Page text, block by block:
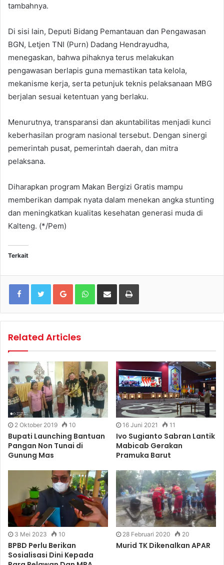
tambahnya.
Di sisi lain, Deputi Bidang Pemantauan dan Pengawasan
BGN, Letjen TNI (Purn) Dadang Hendrayudha,
menegaskan, bahwa pihaknya terus melakukan
pengawasan berlapis guna memastikan tata kelola,
mekanisme kerja, serta petunjuk teknis pelaksanaan MBG
berjalan sesuai ketentuan yang berlaku.
Menurutnya, transparansi dan akuntabilitas menjadi kunci
keberhasilan program nasional tersebut. Dengan sinergi
pemerintah pusat, pemerintah daerah, dan mitra
pelaksana.
Diharapkan program Makan Bergizi Gratis mampu
memberikan dampak nyata dalam menekan angka stunting
dan meningkatkan kualitas kesehatan generasi muda di
Kalteng. (*/Pem)
Terkait
Google+WhatsApp
Share via Email Print
Related Articles
2 Oktober 2019 10
Bupati Launching Bantuan
Pangan Non Tunai di
Gunung Mas
16 Juni 2021 11
Ivo Sugianto Sabran Lantik
Mabicab Gerakan
Pramuka Barut
3 Mei 2023 10
BPBD Perlu Berikan
Sosialisasi Dini Kepada
28 Februari 2020 20
Murid TK Dikenalkan APAR